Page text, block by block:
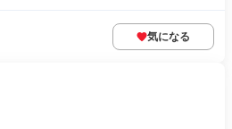
気になる